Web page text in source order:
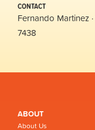
CONTACT
Fernando Martinez ·
7438
ABOUT
About Us